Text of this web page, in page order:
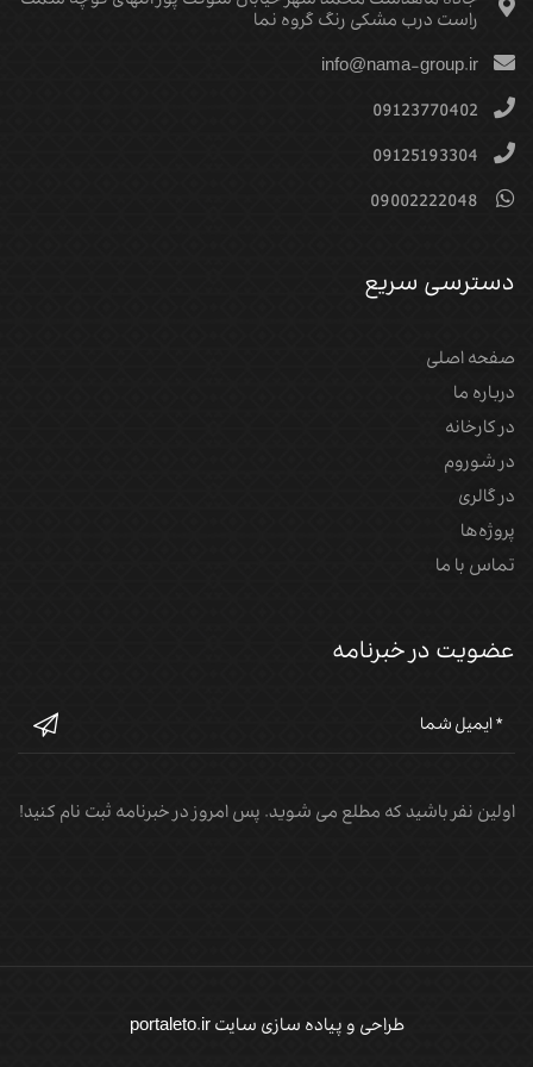
راست درب مشکی رنگ گروه نما
info@nama-group.ir
09123770402
09125193304
09002222048
دسترسی سریع
صفحه اصلی
درباره ما
در کارخانه
در شوروم
در گالری
پروژه‌‌ها
تماس با ما
عضویت در خبرنامه
اولین نفر باشید که مطلع می شوید. پس امروز در خبرنامه ثبت نام کنید!
طراحی و پیاده سازی سایت portaleto.ir